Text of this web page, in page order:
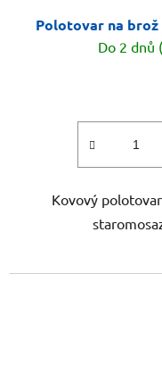
Polotovar na brož
Do 2 dnů
Kovový